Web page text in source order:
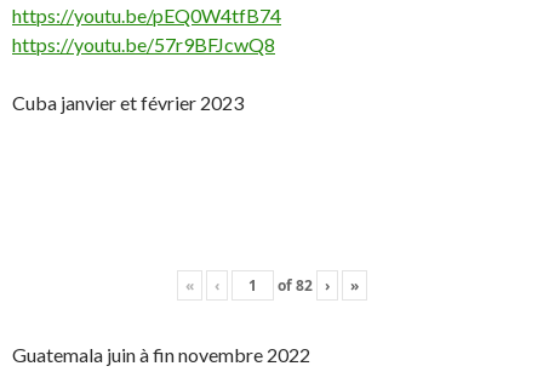
https://youtu.be/pEQ0W4tfB74
https://youtu.be/57r9BFJcwQ8
Cuba janvier et février 2023
« ‹ of82 › »
Guatemala juin à fin novembre 2022